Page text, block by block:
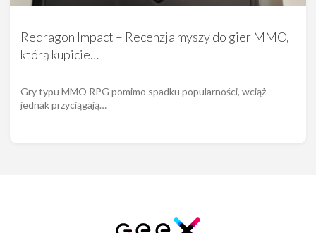
Redragon Impact – Recenzja myszy do gier MMO,
którą kupicie…
Gry typu MMO RPG pomimo spadku popularności, wciąż
jednak przyciągają…